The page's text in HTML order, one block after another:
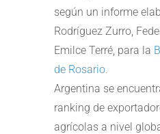
según un informe
Rodríguez Zurro,
Emilce Terré, para la
de Rosario.
Argentina se
ranking de
agrícolas a nivel